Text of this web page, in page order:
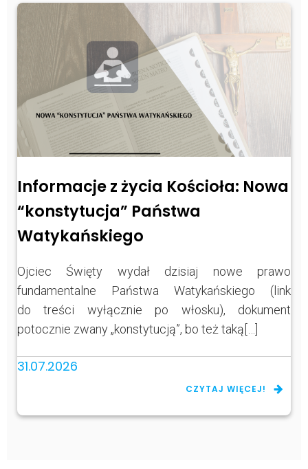
Informacje z życia Kościoła: Nowa
“konstytucja” Państwa
Watykańskiego
Ojciec Święty wydał dzisiaj nowe prawo
fundamentalne Państwa Watykańskiego (link
do treści wyłącznie po włosku), dokument
potocznie zwany „konstytucją”, bo też taką[…]
31.07.2026
CZYTAJ WIĘCEJ!